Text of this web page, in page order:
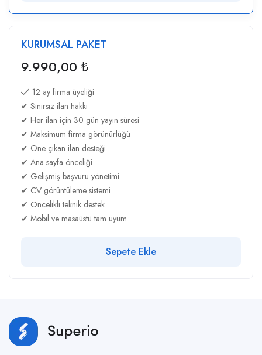
KURUMSAL PAKET
9.990,00 ₺
12 ay firma üyeliği
✔ Sınırsız ilan hakkı
✔ Her ilan için 30 gün yayın süresi
✔ Maksimum firma görünürlüğü
✔ Öne çıkan ilan desteği
✔ Ana sayfa önceliği
✔ Gelişmiş başvuru yönetimi
✔ CV görüntüleme sistemi
✔ Öncelikli teknik destek
✔ Mobil ve masaüstü tam uyum
Sepete Ekle